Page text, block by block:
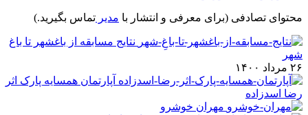
محتوای تصادفی (برای معرفی و انتشار با مدیر تماس بگیرید.)
نتایج مسابقه از باغشهر تا باغ
شهر
۲۶ مرداد ۱۴۰۰
آپارتمان همسایه پارک اثر
رضا اسدزاده
مهران خوشرو